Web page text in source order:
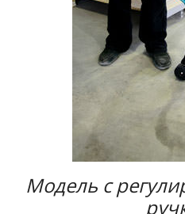
Модель с